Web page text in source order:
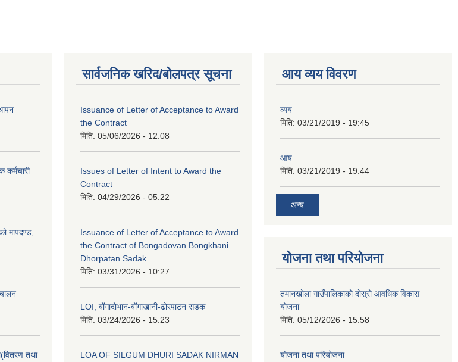
कर्मचारी
मापदण्ड,
तथा
सार्वजनिक खरिद/बोलपत्र सूचना
Issuance of Letter of Acceptance to Award
the Contract
मिति: 05/06/2026 - 12:08
Issues of Letter of Intent to Award the
Contract
मिति: 04/29/2026 - 05:22
Issuance of Letter of Acceptance to Award
the Contract of Bongadovan Bongkhani
Dhorpatan Sadak
मिति: 03/31/2026 - 10:27
LOI, बोंगादोभान-बोंगाखानी-ढोरपाटन सडक
मिति: 03/24/2026 - 15:23
LOA OF SILGUM DHURI SADAK NIRMAN
आय व्यय विवरण
व्यय
मिति: 03/21/2019 - 19:45
आय
मिति: 03/21/2019 - 19:44
अन्य
योजना तथा परियोजना
तमानखोला गाउँपालिकाको दोस्रो आवधिक विकास
योजना
मिति: 05/12/2026 - 15:58
योजना तथा परियोजना